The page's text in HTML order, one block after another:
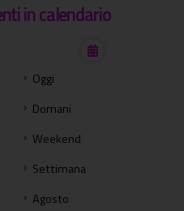
in calendario
Oggi
Domani
Weekend
Settimana
Agosto